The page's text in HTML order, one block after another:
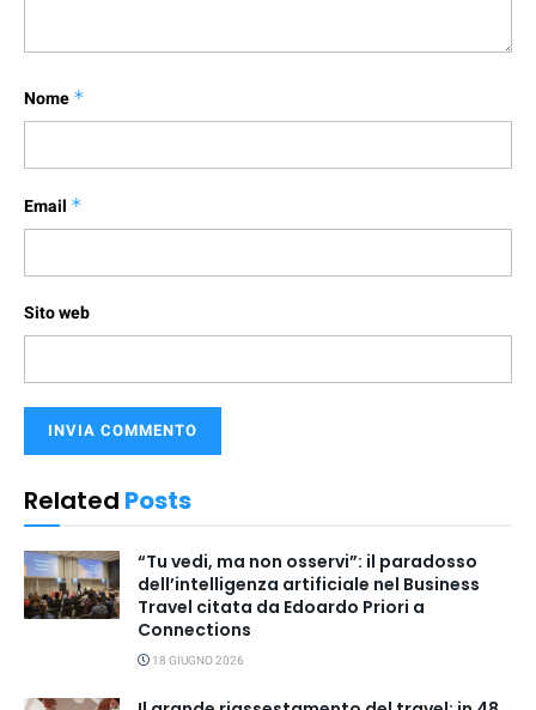
Nome *
Email *
Sito web
Related Posts
“Tu vedi, ma non osservi”: il paradosso
dell’intelligenza artificiale nel Business
Travel citata da Edoardo Priori a
Connections
18 GIUGNO 2026